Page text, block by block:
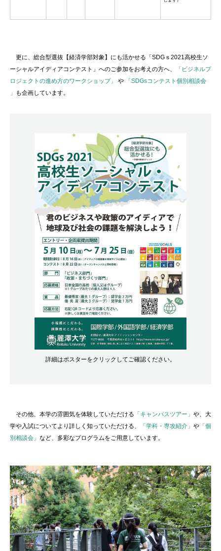
更に、総合型選抜【経済学部対象】にも活かせる「SDGｓ2021高校生ソ
ーシャルアイディアコンテスト」へのご参加をお考えの方へ、
「 ビジネルプ
ロジェクトの進め方のワークショップ」
や
「SDGsコンテスト個別相談会
」
も企画しています。
詳細はポスターをクリックしてご確認ください。
その他、本学の雰囲気を体験していただける 「キャンパスツアー」 や、大
学や入試についてより詳しく知っていただける、
「学科・専攻紹介」 や 「個
別相談会」 など、多彩なプログラムをご用意しています。